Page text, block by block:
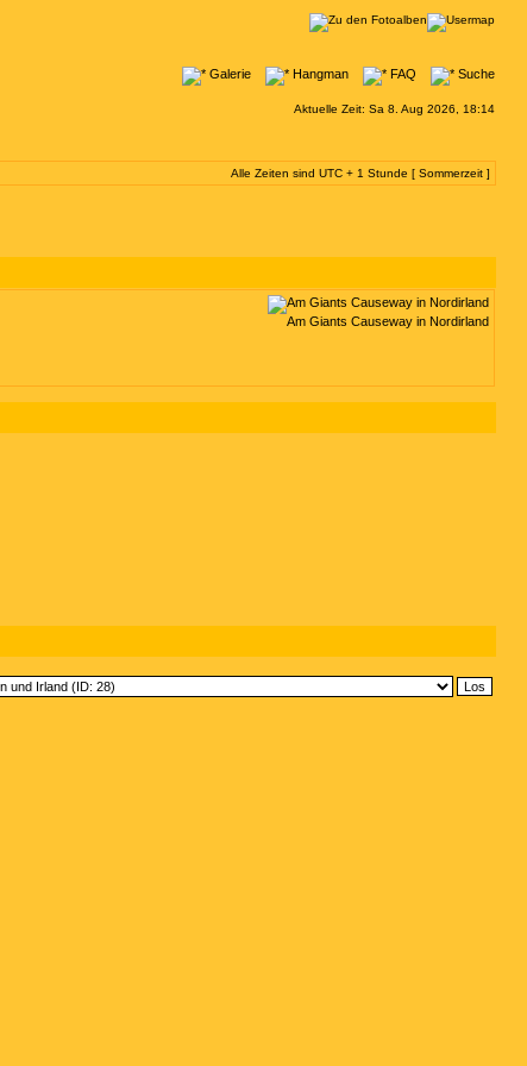
Galerie Hangman FAQ Suche
Aktuelle Zeit: Sa 8. Aug 2026, 18:14
Alle Zeiten sind UTC + 1 Stunde [ Sommerzeit ]
Am Giants Causeway in Nordirland